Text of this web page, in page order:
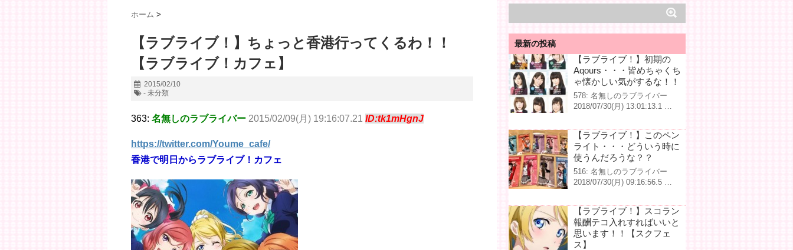
ホーム >
【ラブライブ！】ちょっと香港行ってくるわ！！
【ラブライブ！カフェ】
2015/02/10
- 未分類
363: 名無しのラブライバー 2015/02/09(月) 19:16:07.21 ID:tk1mHgnJ
https://twitter.com/Youme_cafe/
香港で明日からラブライブ！カフェ
最新の投稿
【ラブライブ！】初期の
Aqours・・・皆めちゃくち
ゃ懐かしい気がするな！！
578: 名無しのラブライバー
2018/07/30(月) 13:01:13.1 …
【ラブライブ！】このペン
ライト・・・どういう時に
使うんだろうな？？
516: 名無しのラブライバー
2018/07/30(月) 09:16:56.5 …
【ラブライブ！】スコラン
報酬テコ入れすればいいと
思います！！【スクフェ
ス】